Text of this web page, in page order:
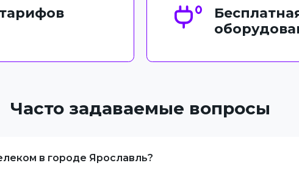
Часто задаваемые вопросы
в городе Ярославль?